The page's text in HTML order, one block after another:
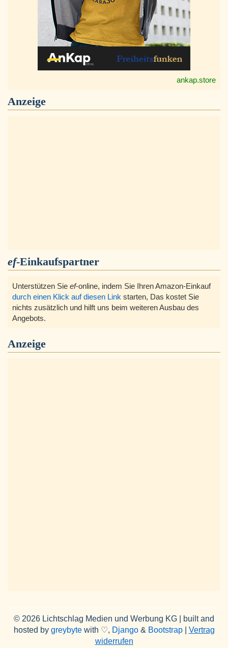
ankap.store
Anzeige
ef-Einkaufspartner
Unterstützen Sie ef-online, indem Sie Ihren Amazon-Einkauf
durch einen Klick auf diesen Link starten, Das kostet Sie
nichts zusätzlich und hilft uns beim weiteren Ausbau des
Angebots.
Anzeige
© 2026 Lichtschlag Medien und Werbung KG | built and
hosted by greybytewith ♡, Django& Bootstrap| Vertrag
widerrufen